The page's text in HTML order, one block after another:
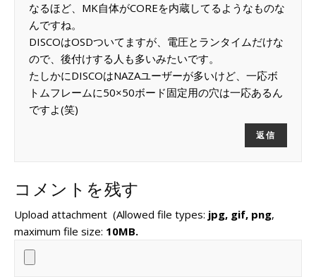
なるほど、MK自体がCOREを内蔵してるようなものな
んですね。
DISCOはOSDついてますが、電圧とランタイムだけな
ので、後付けする人も多いみたいです。
たしかにDISCOはNAZAユーザーが多いけど、一応ボ
トムフレームに50×50ボード固定用の穴は一応あるん
ですよ(笑)
返信
コメントを残す
Upload attachment (Allowed file types: jpg, gif, png,
maximum file size: 10MB.